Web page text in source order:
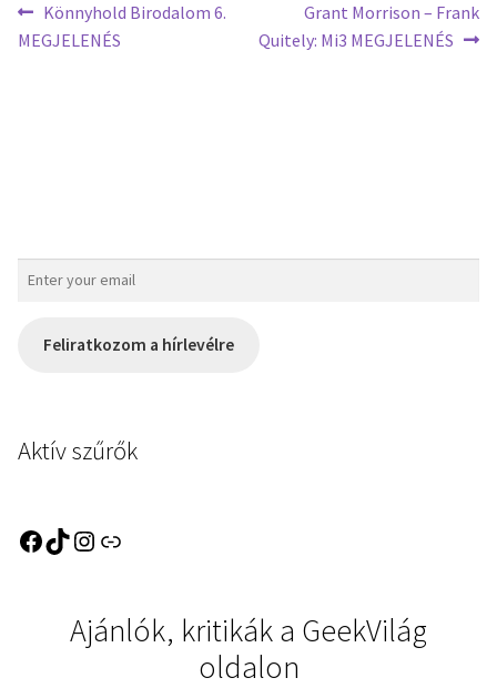
Könnyhold Birodalom 6.
MEGJELENÉS
Grant Morrison – Frank
Quitely: Mi3 MEGJELENÉS
Feliratkozom a hírlevélre
Aktív szűrők
Ajánlók, kritikák a GeekVilág
oldalon